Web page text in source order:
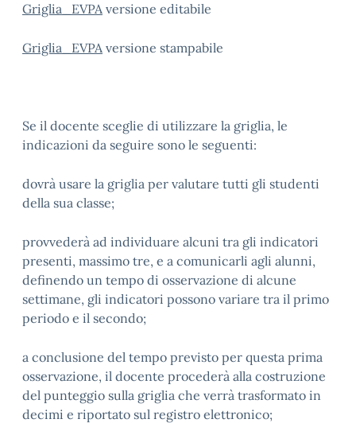
Griglia_EVPAversione editabile
Griglia_EVPAversione stampabile
Se il docente sceglie di utilizzare la griglia, le
indicazioni da seguire sono le seguenti:
dovrà usare la griglia per valutare tutti gli studenti
della sua classe;
provvederà ad individuare alcuni tra gli indicatori
presenti, massimo tre, e a comunicarli agli alunni,
definendo un tempo di osservazione di alcune
settimane, gli indicatori possono variare tra il primo
periodo e il secondo;
a conclusione del tempo previsto per questa prima
osservazione, il docente procederà alla costruzione
del punteggio sulla griglia che verrà trasformato in
decimi e riportato sul registro elettronico;